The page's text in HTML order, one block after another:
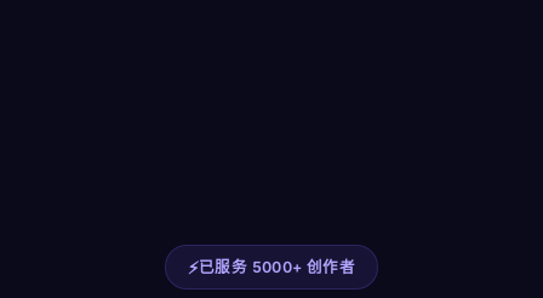
已服务 5000+ 创作者